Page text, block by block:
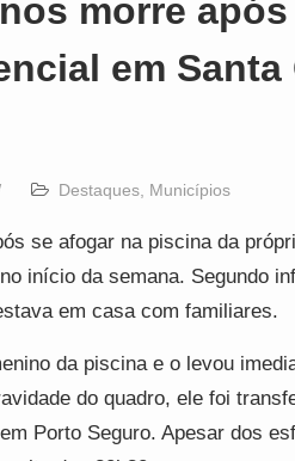
morre
em Santa
Destaques Municípios
se afogar na piscina da
início da semana. Segundo
em casa com familiares.
da piscina e o levou
do quadro, ele foi
Porto Seguro. Apesar dos